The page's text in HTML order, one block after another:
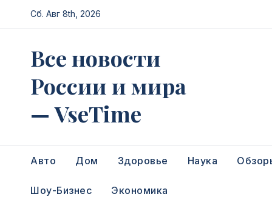
Перейти
к
Сб. Авг 8th, 2026
Все новости
России и мира
— VseTime
Авто Дом Здоровье Наука
Шоу-Бизнес Экономика